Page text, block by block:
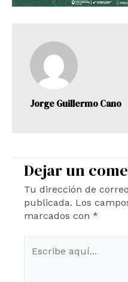
Jorge Guillermo Cano
Dejar un
Tu dirección de
publicada. Los
marcados con *
aquí...